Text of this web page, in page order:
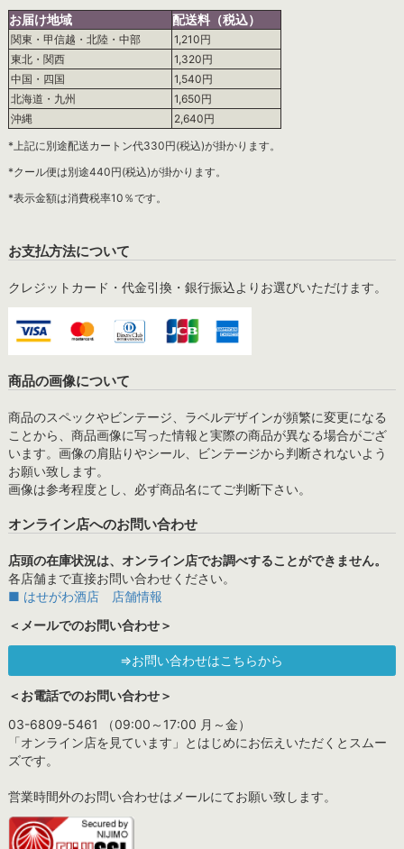
お届け地域
配送料（税込）
関東・甲信越・北陸・中部
1,210円
東北・関西
1,320円
中国・四国
1,540円
北海道・九州
1,650円
沖縄
2,640円
*上記に別途配送カートン代330円(税込)が掛かります。
*クール便は別途440円(税込)が掛かります。
*表示金額は消費税率10％です。
お支払方法について
クレジットカード・代金引換・銀行振込よりお選びいただけます。
商品の画像について
商品のスペックやビンテージ、ラベルデザインが頻繁に変更になる
ことから、商品画像に写った情報と実際の商品が異なる場合がござ
います。画像の肩貼りやシール、ビンテージから判断されないよう
お願い致します。
画像は参考程度とし、必ず商品名にてご判断下さい。
オンライン店へのお問い合わせ
店頭の在庫状況は、オンライン店でお調べすることができません。
各店舗まで直接お問い合わせください。
■ はせがわ酒店 店舗情報
＜メールでのお問い合わせ＞
⇒お問い合わせはこちらから
＜お電話でのお問い合わせ＞
03-6809-5461 （09:00～17:00 月～金）
「オンライン店を見ています」とはじめにお伝えいただくとスムー
ズです。
営業時間外のお問い合わせはメールにてお願い致します。